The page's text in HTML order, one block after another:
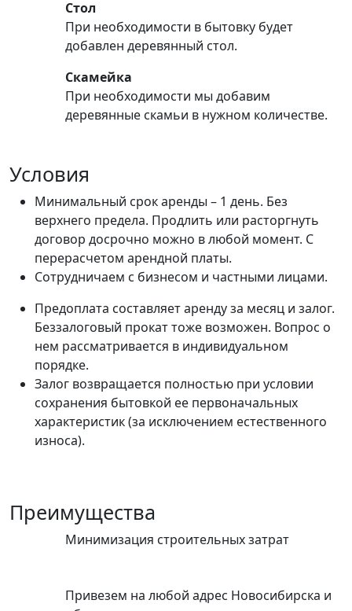
Стол
При необходимости в бытовку будет
добавлен деревянный стол.
Скамейка
При необходимости мы добавим
деревянные скамьи в нужном количестве.
Условия
Минимальный срок аренды – 1 день. Без
верхнего предела. Продлить или расторгнуть
договор досрочно можно в любой момент. С
перерасчетом арендной платы.
Сотрудничаем с бизнесом и частными лицами.
Предоплата составляет аренду за месяц и залог.
Беззалоговый прокат тоже возможен. Вопрос о
нем рассматривается в индивидуальном
порядке.
Залог возвращается полностью при условии
сохранения бытовкой ее первоначальных
характеристик (за исключением естественного
износа).
Преимущества
Минимизация строительных затрат
Привезем на любой адрес Новосибирска и